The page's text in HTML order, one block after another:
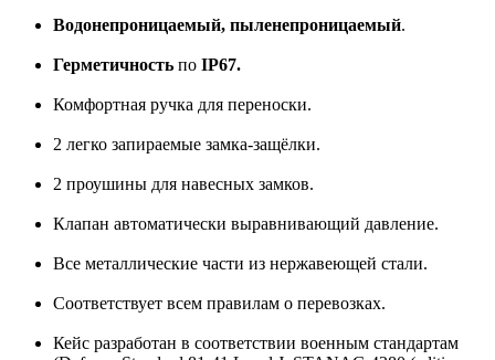
Водонепроницаемый, пыленепроницаемый.
Герметичность по IP67.
Комфортная ручка для переноски.
2 легко запираемые замка-защёлки.
2 проушины для навесных замков.
Клапан автоматически выравнивающий давление.
Все металлические части из нержавеющей стали.
Соответствует всем правилам о перевозках.
Кейс разработан в соответствии военным стандартам